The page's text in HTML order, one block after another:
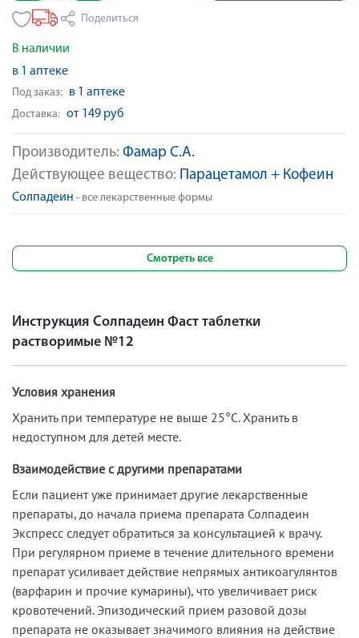
Производитель: Фамар С.А.
Действующее вещество: Парацетамол + Кофеин
Солпадеин - все лекарственные формы
Поделиться
В наличии
в 1 аптеке
Под заказ: в 1 аптеке
Доставка: от 149 руб
Смотреть все
Инструкция Солпадеин Фаст таблетки
растворимые №12
Условия хранения
Хранить при температуре не выше 25°С. Хранить в
недоступном для детей месте.
Взаимодействие с другими препаратами
Если пациент уже принимает другие лекарственные
препараты, до начала приема препарата Солпадеин
Экспресс следует обратиться за консультацией к врачу.
При регулярном приеме в течение длительного времени
препарат усиливает действие непрямых антикоагулянтов
(варфарин и прочие кумарины), что увеличивает риск
кровотечений. Эпизодический прием разовой дозы
препарата не оказывает значимого влияния на действие